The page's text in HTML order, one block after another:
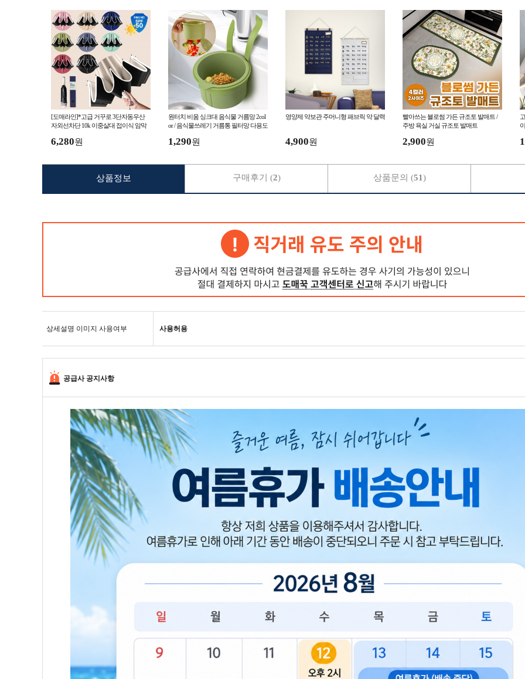
[도매라인]*고급 거꾸로 3단자동우산
자외선차단 10k 이중살대 접이식 암막
6,280원
원터치 비움 싱크대 음식물 거름망 2col
or / 음식물쓰레기 거름통 필터망 다용도
1,290원
영양제 약보관 주머니형 패브릭 약 달력
4,900원
빨아쓰는 블로썸 가든 규조토 발매트 /
주방 욕실 거실 규조토 발매트
2,900원
상세설명 이미지 사용여부 사용허용
공급사 공지사항
상품정보 구매후기 (2) 상품문의 (51)